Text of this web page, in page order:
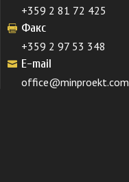
+359 2 81 72 425
Факс
+359 2 97 53 348
E-mail
office@minproekt.com